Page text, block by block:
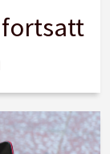
fortsatt